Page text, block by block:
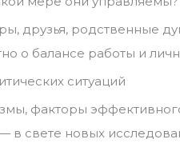
друзья, родственные
о балансе работы и
ситуаций
факторы
свете новых